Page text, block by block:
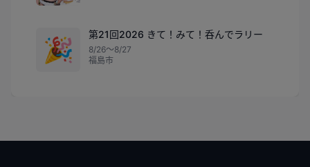
🎉
第21回2026 きて！みて！呑んでラリー
8/26〜8/27
福島市